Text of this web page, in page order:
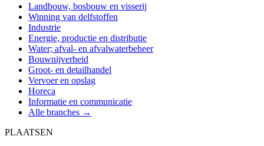
Landbouw, bosbouw en visserij
Winning van delfstoffen
Industrie
Energie, productie en distributie
Water; afval- en afvalwaterbeheer
Bouwnijverheid
Groot- en detailhandel
Vervoer en opslag
Horeca
Informatie en communicatie
Alle branches →
PLAATSEN